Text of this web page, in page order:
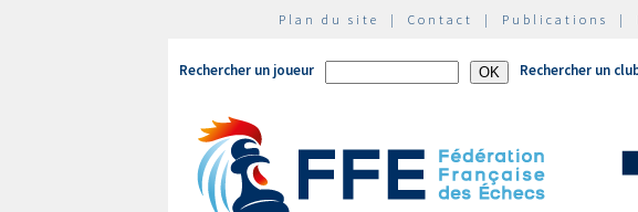
Plan du site | Contact | Publications |
Rechercher un joueur Rechercher un